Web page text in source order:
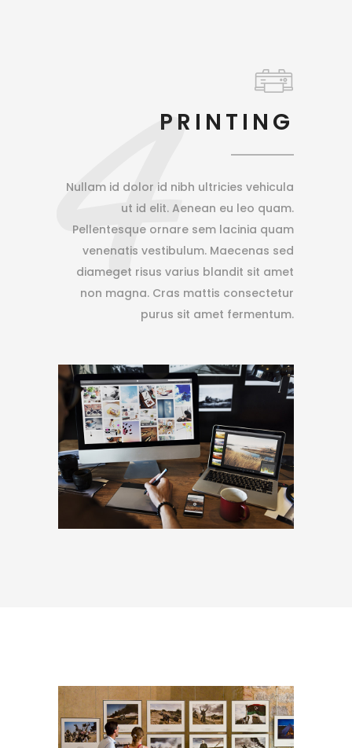
4PRINTING
Nullam id dolor id nibh ultricies vehicula
ut id elit. Aenean eu leo quam.
Pellentesque ornare sem lacinia quam
venenatis vestibulum. Maecenas sed
diameget risus varius blandit sit amet
non magna. Cras mattis consectetur
purus sit amet fermentum.